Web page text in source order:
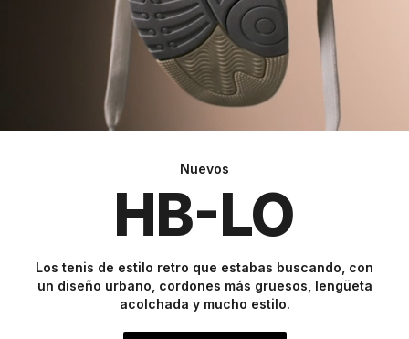
Nuevos
HB-LO
Los tenis de estilo retro que estabas buscando, con
un diseño urbano, cordones más gruesos, lengüeta
acolchada y mucho estilo.